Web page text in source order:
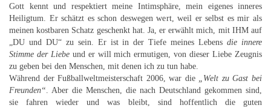
Gott kennt und respektiert meine Intimsphäre, mein eigenes inneres
Heiligtum. Er schätzt es schon deswegen wert, weil er selbst es mir als
meinen kostbaren Schatz geschenkt hat. Ja, er erwählt mich, mit IHM auf
„DU und DU“ zu sein. Er ist in der Tiefe meines Lebensdie innere
Stimme der Liebe und er will mich ermutigen, von dieser Liebe Zeugnis
zu geben bei den Menschen, mit denen ich zu tun habe.
Während der Fußballweltmeisterschaft 2006, war die „Welt zu Gast bei
Freunden“. Aber die Menschen, die nach Deutschland gekommen sind,
sie fahren wieder und was bleibt, sind hoffentlich die guten